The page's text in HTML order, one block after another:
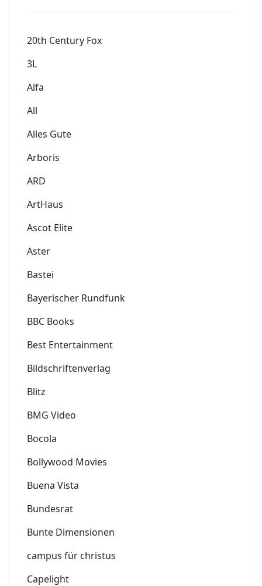
20th Century Fox
3L
Alfa
All
Alles Gute
Arboris
ARD
ArtHaus
Ascot Elite
Aster
Bastei
Bayerischer Rundfunk
BBC Books
Best Entertainment
Bildschriftenverlag
Blitz
BMG Video
Bocola
Bollywood Movies
Buena Vista
Bundesrat
Bunte Dimensionen
campus für christus
Capelight